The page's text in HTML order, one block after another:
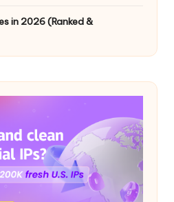
in 2026 (Ranked &